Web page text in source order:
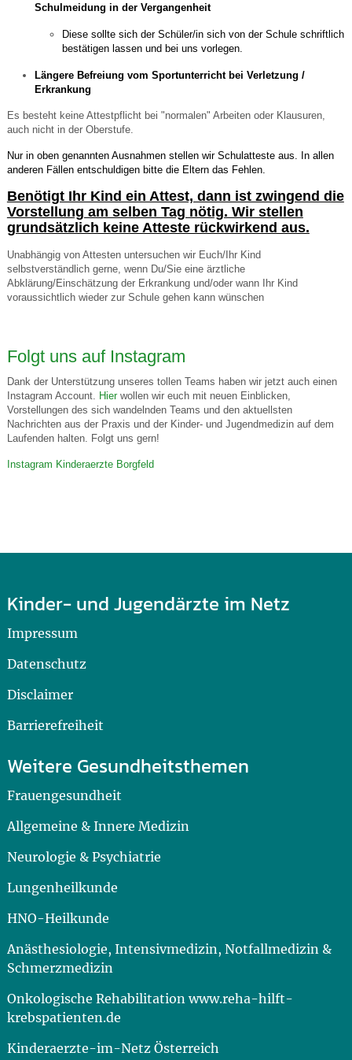
Schulmeidung in der Vergangenheit
Diese sollte sich der Schüler/in sich von der Schule schriftlich
bestätigen lassen und bei uns vorlegen.
Längere Befreiung vom Sportunterricht bei Verletzung /
Erkrankung
Es besteht keine Attestpflicht bei "normalen" Arbeiten oder Klausuren,
auch nicht in der Oberstufe.
Nur in oben genannten Ausnahmen stellen wir Schulatteste aus. In allen
anderen Fällen entschuldigen bitte die Eltern das Fehlen.
Benötigt Ihr Kind ein Attest, dann ist zwingend die
Vorstellung am selben Tag nötig. Wir stellen
grundsätzlich keine Atteste rückwirkend aus.
Unabhängig von Attesten untersuchen wir Euch/Ihr Kind
selbstverständlich gerne, wenn Du/Sie eine ärztliche
Abklärung/Einschätzung der Erkrankung und/oder wann Ihr Kind
voraussichtlich wieder zur Schule gehen kann wünschen
Folgt uns auf Instagram
Dank der Unterstützung unseres tollen Teams haben wir jetzt auch einen
Instagram Account.
Hierwollen wir euch mit neuen Einblicken,
Vorstellungen des sich wandelnden Teams und den aktuellsten
Nachrichten aus der Praxis und der Kinder- und Jugendmedizin auf dem
Laufenden halten. Folgt uns gern!
Instagram Kinderaerzte Borgfeld
Kinder- und Jugendärzte im Netz
Impressum
Datenschutz
Disclaimer
Barrierefreiheit
Weitere Gesundheitsthemen
Frauengesundheit
Allgemeine & Innere Medizin
Neurologie & Psychiatrie
Lungenheilkunde
HNO-Heilkunde
Anästhesiologie, Intensivmedizin, Notfallmedizin &
Schmerzmedizin
Onkologische Rehabilitation www.reha-hilft-
krebspatienten.de
Kinderaerzte-im-Netz Österreich